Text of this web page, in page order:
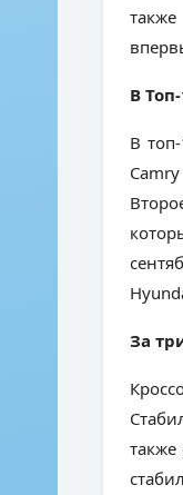
В
В
За
также